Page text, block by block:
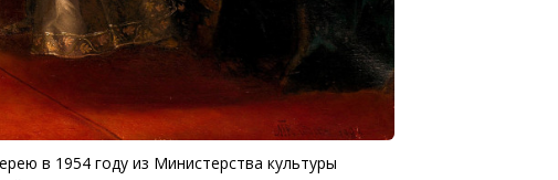
в 1954 году из Министерства культуры